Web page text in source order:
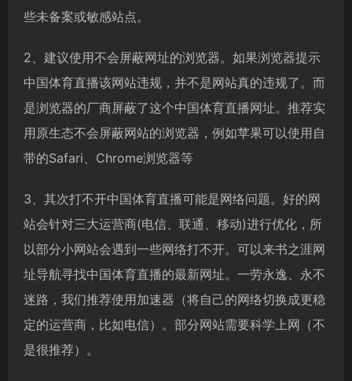
些未备案或敏感站点。
2、建议使用不会屏蔽网址的浏览器。如果浏览器提示
中国体育直播该网站违规，并不是网站真的违规了。而
是浏览器的厂商屏蔽了这个中国体育直播网址。推荐实
用原生态不会屏蔽网站的浏览器，例如苹果可以使用自
带的Safari、Chrome浏览器等
3、其次打不开中国体育直播可能是网络问题。好的网
站会针对三大运营商(电信、联通、移动)进行优化，所
以部分小网站会遇到一些网络打不开。可以来书之涯网
址导航寻找中国体育直播的最新网址。一劳永逸、永不
迷路，我们推荐使用加速器（将自己的网络切换成更稳
定的运营商，比如电信）。部分网站需要科学上网（不
是很推荐）。